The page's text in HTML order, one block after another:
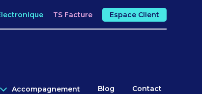
TS Facture Espace Client
Accompagnement Blog Contact